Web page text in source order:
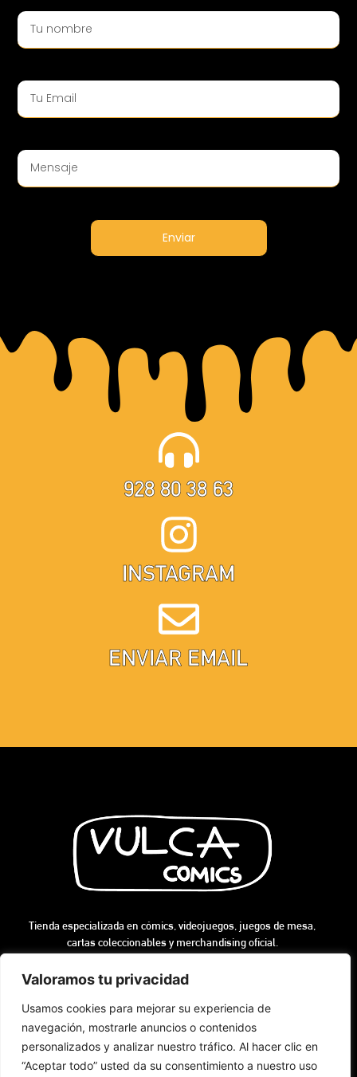
Valoramos tu privacidad
Usamos cookies para mejorar su experiencia de
navegación, mostrarle anuncios o contenidos
personalizados y analizar nuestro tráfico. Al hacer clic en
“Aceptar todo” usted da su consentimiento a nuestro uso
Enviar
928 80 38 63
INSTAGRAM
ENVIAR EMAIL
Tienda especializada en cómics, videojuegos, juegos de mesa,
cartas coleccionables y merchandising oficial.
Lunes a Sábado
17:00 - 21:00
¡Contáctanos!
info@vulcacomics.com
+34 928 80 38 63